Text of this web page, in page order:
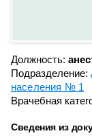
Должность:
Подразделение:
населения № 1
Врачебная
Сведения из